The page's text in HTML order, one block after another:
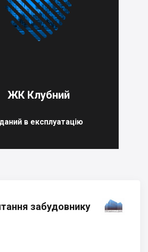
ЖК Клубний
в експлуатацію
забудовнику